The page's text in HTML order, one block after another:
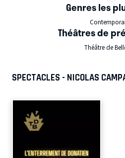
Genres les
Théâtres de
Théâtre de
SPECTACLES - NICOLAS